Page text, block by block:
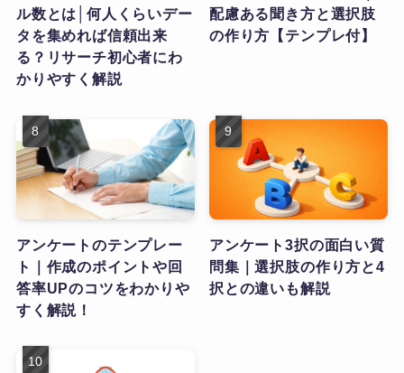
ル数とは│何人くらいデー
タを集めれば信頼出来
る？リサーチ初心者にわ
かりやすく解説
配慮ある聞き方と選択肢
の作り方【テンプレ付】
アンケートのテンプレー
ト｜作成のポイントや回
答率UPのコツをわかりや
すく解説！
アンケート3択の面白い質
問集｜選択肢の作り方と4
択との違いも解説